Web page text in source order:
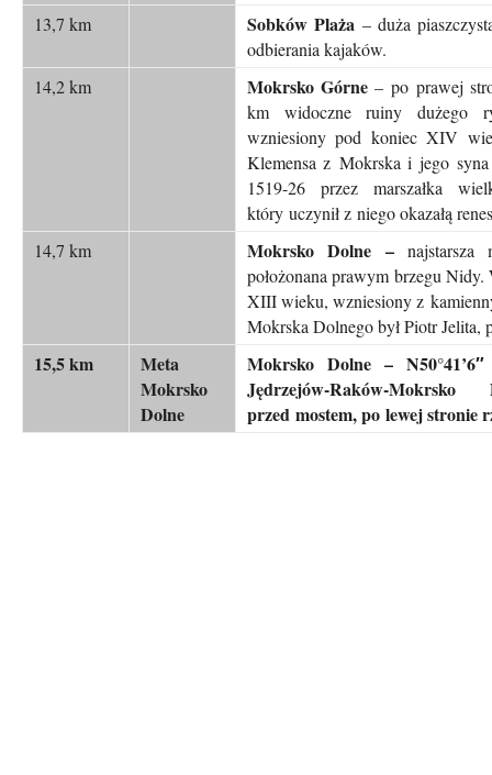
13,7 km
Sobków Plaża – duża
odbierania kajaków.
14,2 km
Mokrsko Górne– po prawej
km widoczne ruiny dużego
wzniesiony pod koniec XIV
Klemensa z Mokrska i jego
1519-26 przez marszałka
który uczynił z niego okazałą
14,7 km
Mokrsko Dolne –najstarsza
położonana prawym brzegu
XIII wieku, wzniesiony z
Mokrska Dolnego był Piotr Jelita,
15,5 km
Meta
Mokrsko
Dolne
Mokrsko Dolne –
Jędrzejów-Raków-Mokrsko
przed mostem, po lewej stronie